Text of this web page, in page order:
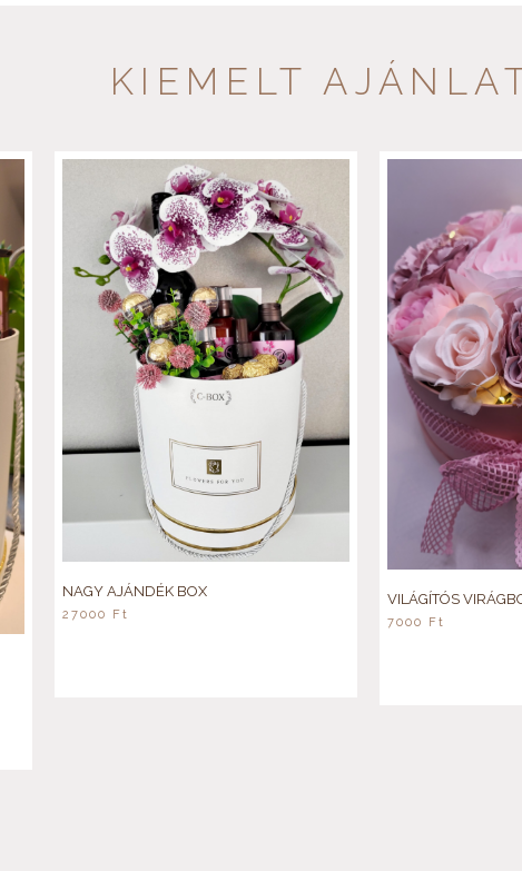
KIEMELT
NAGY AJÁNDÉK BOX
27000 Ft
VILÁGÍTÓS
7000 Ft